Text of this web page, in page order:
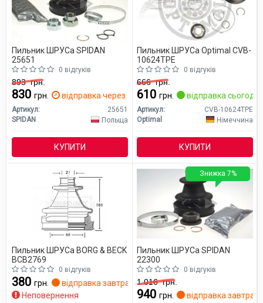
Пильник ШРУСа SPIDAN
25651
0 відгуків
893грн.
830 грн. відправка через 2 дн.
Артикул:
25651
SPIDAN
Польща
КУПИТИ
Пильник ШРУСа Optimal CVB-
10624TPE
0 відгуків
666грн.
610 грн. відправка сьогодні
Артикул:
CVB-10624TPE
Optimal
Німеччина
КУПИТИ
Пильник ШРУСа BORG & BECK
BCB2769
0 відгуків
380 грн.
відправка завтра
Неповернення
Пильник ШРУСа SPIDAN
22300
0 відгуків
1 016грн.
940 грн. відправка завтра
Знижка 7%